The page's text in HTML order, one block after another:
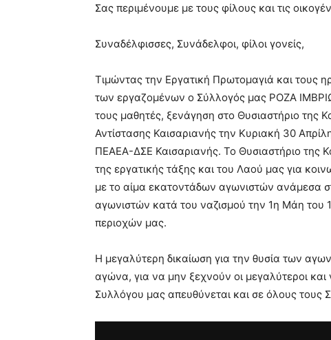
pain.
hd
Σας περιμένουμε με τους φίλους και τις
Συναδέλφισσες, Συνάδελφοι, φίλοι γονείς,
Τιμώντας την Εργατική Πρωτομαγιά και τους
των εργαζομένων ο Σύλλογός μας ΡΟΖΑ
τους μαθητές, ξενάγηση στο Θυσιαστήριο της
Αντίστασης Καισαριανής την Κυριακή 30
ΠΕΑΕΑ-ΔΣΕ Καισαριανής. Το Θυσιαστήριο της
της εργατικής τάξης και του Λαού μας για
με το αίμα εκατοντάδων αγωνιστών ανάμεσα
αγωνιστών κατά του ναζισμού την 1η Μάη του
περιοχών μας.
Η μεγαλύτερη δικαίωση για την θυσία των
αγώνα, για να μην ξεχνούν οι μεγαλύτεροι
Συλλόγου μας απευθύνεται και σε όλους τους